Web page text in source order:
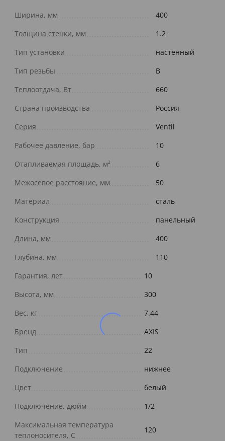
Ширина, мм
400
Толщина стенки, мм
1.2
Тип установки
настенный
Тип резьбы
В
Теплоотдача, Вт
660
Страна производства
Россия
Серия
Ventil
Рабочее давление, бар
10
Отапливаемая площадь, м²
6
Межосевое расстояние, мм
50
Материал
сталь
Конструкция
панельный
Длина, мм
400
Глубина, мм
110
Гарантия, лет
10
Высота, мм
300
Вес, кг
7.44
Бренд
AXIS
Тип
22
Подключение
нижнее
Цвет
белый
Подключение, дюйм
1/2
Максимальная температура
теплоносителя, С
120